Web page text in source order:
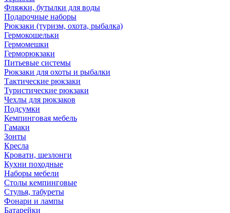
Фляжки, бутылки для воды
Подарочные наборы
Рюкзаки (туризм, охота, рыбалка)
Гермокошельки
Гермомешки
Герморюкзаки
Питьевые системы
Рюкзаки для охоты и рыбалки
Тактические рюкзаки
Туристические рюкзаки
Чехлы для рюкзаков
Подсумки
Кемпинговая мебель
Гамаки
Зонты
Кресла
Кровати, шезлонги
Кухни походные
Наборы мебели
Столы кемпинговые
Стулья, табуреты
Фонари и лампы
Батарейки